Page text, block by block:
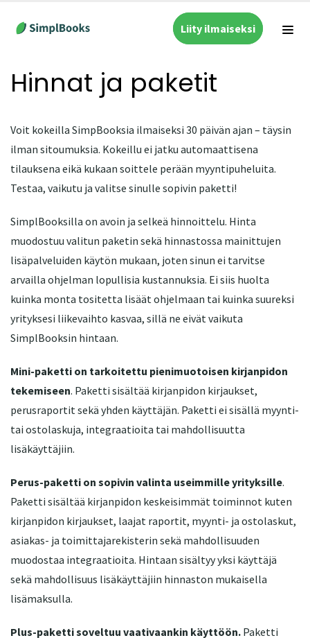
Liity ilmaiseksi
Hinnat ja paketit
Voit kokeilla SimpBooksia ilmaiseksi 30 päivän ajan – täysin
ilman sitoumuksia. Kokeillu ei jatku automaattisena
tilauksena eikä kukaan soittele perään myyntipuheluita.
Testaa, vaikutu ja valitse sinulle sopivin paketti!
SimplBooksilla on avoin ja selkeä hinnoittelu. Hinta
muodostuu valitun paketin sekä hinnastossa mainittujen
lisäpalveluiden käytön mukaan, joten sinun ei tarvitse
arvailla ohjelman lopullisia kustannuksia. Ei siis huolta
kuinka monta tositetta lisäät ohjelmaan tai kuinka suureksi
yrityksesi liikevaihto kasvaa, sillä ne eivät vaikuta
SimplBooksin hintaan.
Mini-paketti on tarkoitettu pienimuotoisen kirjanpidon
tekemiseen. Paketti sisältää kirjanpidon kirjaukset,
perusraportit sekä yhden käyttäjän. Paketti ei sisällä myynti-
tai ostolaskuja, integraatioita tai mahdollisuutta
lisäkäyttäjiin.
Perus-paketti on sopivin valinta useimmille yrityksille.
Paketti sisältää kirjanpidon keskeisimmät toiminnot kuten
kirjanpidon kirjaukset, laajat raportit, myynti- ja ostolaskut,
asiakas- ja toimittajarekisterin sekä mahdollisuuden
muodostaa integraatioita. Hintaan sisältyy yksi käyttäjä
sekä mahdollisuus lisäkäyttäjiin hinnaston mukaisella
lisämaksulla.
Plus-paketti soveltuu vaativaankin käyttöön. Paketti